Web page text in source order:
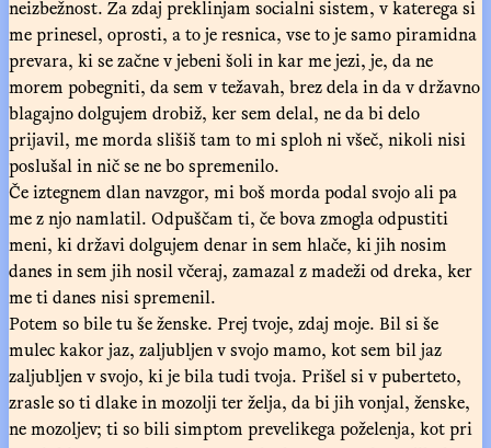
neizbežnost. Za zdaj preklinjam socialni sistem, v katerega si
me prinesel, oprosti, a to je resnica, vse to je samo piramidna
prevara, ki se začne v jebeni šoli in kar me jezi, je, da ne
morem pobegniti, da sem v težavah, brez dela in da v državno
blagajno dolgujem drobiž, ker sem delal, ne da bi delo
prijavil, me morda slišiš tam to mi sploh ni všeč, nikoli nisi
poslušal in nič se ne bo spremenilo.
Če iztegnem dlan navzgor, mi boš morda podal svojo ali pa
me z njo namlatil. Odpuščam ti, če bova zmogla odpustiti
meni, ki državi dolgujem denar in sem hlače, ki jih nosim
danes in sem jih nosil včeraj, zamazal z madeži od dreka, ker
me ti danes nisi spremenil.
Potem so bile tu še ženske. Prej tvoje, zdaj moje. Bil si še
mulec kakor jaz, zaljubljen v svojo mamo, kot sem bil jaz
zaljubljen v svojo, ki je bila tudi tvoja. Prišel si v puberteto,
zrasle so ti dlake in mozolji ter želja, da bi jih vonjal, ženske,
ne mozoljev; ti so bili simptom prevelikega poželenja, kot pri